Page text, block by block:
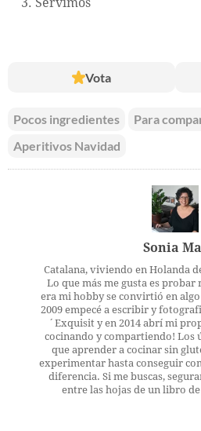
Vota
Pocos ingredientes
Para
Aperitivos Navidad
Sonia
Catalana, viviendo en Holanda
Lo que más me gusta es probar
era mi hobby se convirtió en
2009 empecé a escribir y
´Exquisit y en 2014 abrí mi
cocinando y compartiendo! Los
que aprender a cocinar sin
experimentar hasta conseguir
diferencia. Si me buscas,
entre las hojas de un libro